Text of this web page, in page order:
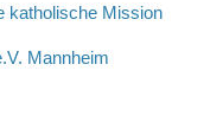
katholische Mission
Mannheim